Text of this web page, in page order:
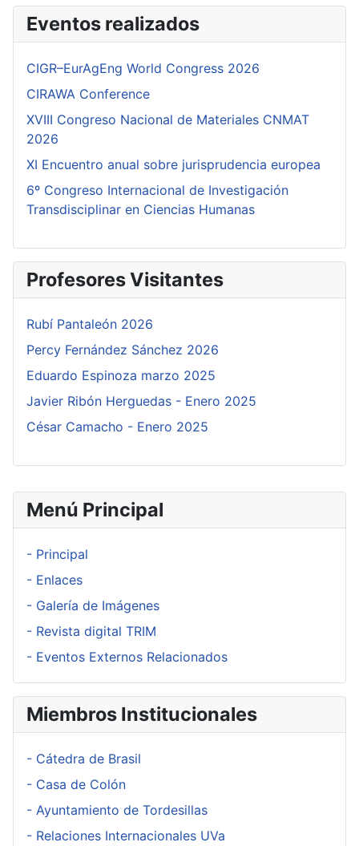
Menú Principal
- Principal
- Enlaces
- Galería de Imágenes
- Revista digital TRIM
- Eventos Externos Relacionados
Miembros Institucionales
- Cátedra de Brasil
- Casa de Colón
- Ayuntamiento de Tordesillas
- Relaciones Internacionales UVa
Eventos realizados
CIGR–EurAgEng World Congress 2026
CIRAWA Conference
XVIII Congreso Nacional de Materiales CNMAT
2026
XI Encuentro anual sobre jurisprudencia europea
6º Congreso Internacional de Investigación
Transdisciplinar en Ciencias Humanas
Profesores Visitantes
Rubí Pantaleón 2026
Percy Fernández Sánchez 2026
Eduardo Espinoza marzo 2025
Javier Ribón Herguedas - Enero 2025
César Camacho - Enero 2025